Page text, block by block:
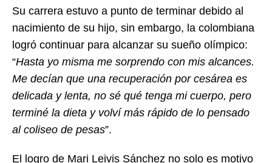
Su carrera estuvo a punto de terminar debido al
nacimiento de su hijo, sin embargo, la colombiana
logró continuar para alcanzar su sueño olímpico:
“Hasta yo misma me sorprendo con mis alcances.
Me decían que una recuperación por cesárea es
delicada y lenta, no sé qué tenga mi cuerpo, pero
terminé la dieta y volví más rápido de lo pensado
al coliseo de pesas”.
El logro de Mari Leivis Sánchez no solo es motivo